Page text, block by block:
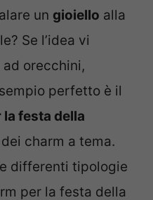
un gioiello alla
Se l’idea vi
orecchini,
perfetto è il
festa della
charm a tema.
differenti tipologie
per la festa della